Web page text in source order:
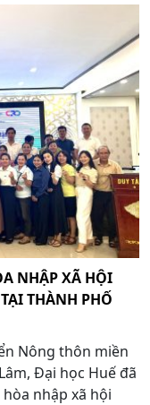
NHẬP XÃ HỘI
THÀNH PHỐ
Nông thôn miền
Đại học Huế đã
nhập xã hội